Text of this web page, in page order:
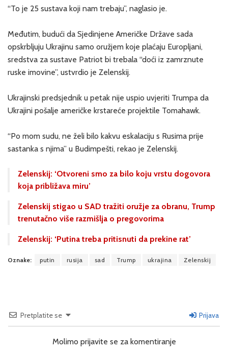
“To je 25 sustava koji nam trebaju”, naglasio je.
Međutim, budući da Sjedinjene Američke Države sada
opskrbljuju Ukrajinu samo oružjem koje plaćaju Europljani,
sredstva za sustave Patriot bi trebala “doći iz zamrznute
ruske imovine”, ustvrdio je Zelenskij.
Ukrajinski predsjednik u petak nije uspio uvjeriti Trumpa da
Ukrajini pošalje američke krstareće projektile Tomahawk.
“Po mom sudu, ne želi bilo kakvu eskalaciju s Rusima prije
sastanka s njima” u Budimpešti, rekao je Zelenskij.
Zelenskij: ‘Otvoreni smo za bilo koju vrstu dogovora
koja približava miru’
Zelenskij stigao u SAD tražiti oružje za obranu, Trump
trenutačno više razmišlja o pregovorima
Zelenskij: ‘Putina treba pritisnuti da prekine rat’
Oznake: putin rusija sad Trump ukrajina Zelenskij
Pretplatite se Prijava
Molimo prijavite se za komentiranje